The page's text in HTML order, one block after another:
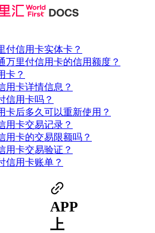
付信用卡实体卡？
万里付信用卡的信用额度？
卡？
用卡详情信息？
信用卡吗？
卡后多久可以重新使用？
用卡交易记录？
用卡的交易限额吗？
用卡交易验证？
信用卡账单？
APP
上